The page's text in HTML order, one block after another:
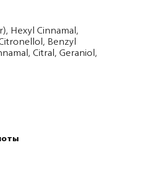
Hexyl Cinnamal,
Benzyl
Citral, Geraniol,